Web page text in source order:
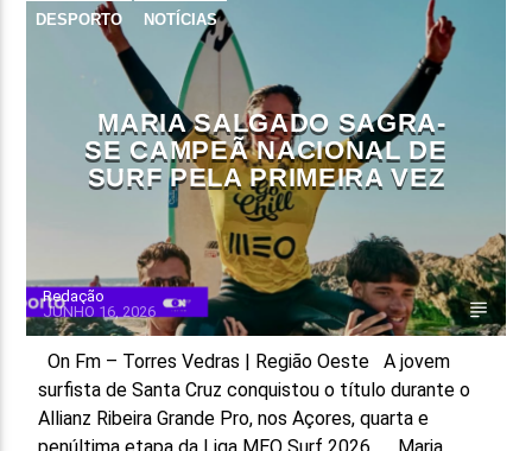
TÍTULO
ARTISTA
DESPORTO NOTÍCIAS
MARIA SALGADO SAGRA-
SE CAMPEÃ NACIONAL DE
SURF PELA PRIMEIRA VEZ
Redação
JUNHO 16, 2026
On Fm – Torres Vedras | Região Oeste A jovem
surfista de Santa Cruz conquistou o título durante o
Allianz Ribeira Grande Pro, nos Açores, quarta e